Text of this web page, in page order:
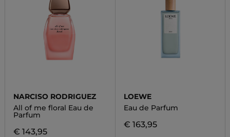
NARCISO RODRIGUEZ
All of me floral Eau de
Parfum
€ 143,95
LOEWE
Eau de Parfum
€ 163,95